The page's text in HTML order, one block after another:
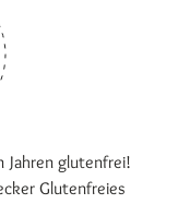
Jahren glutenfrei!
Glutenfreies